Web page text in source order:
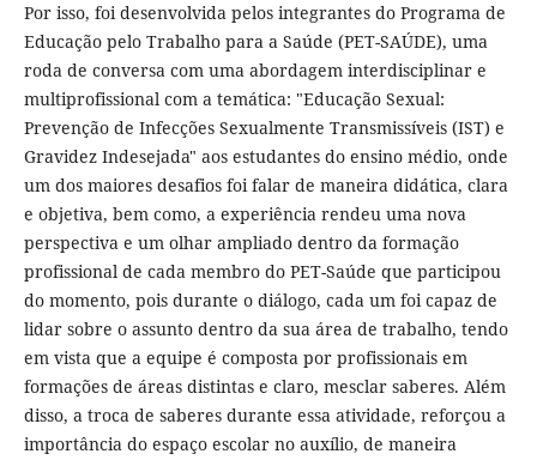
Por isso, foi desenvolvida pelos integrantes do Programa de
Educação pelo Trabalho para a Saúde (PET-SAÚDE), uma
roda de conversa com uma abordagem interdisciplinar e
multiprofissional com a temática: "Educação Sexual:
Prevenção de Infecções Sexualmente Transmissíveis (IST) e
Gravidez Indesejada" aos estudantes do ensino médio, onde
um dos maiores desafios foi falar de maneira didática, clara
e objetiva, bem como, a experiência rendeu uma nova
perspectiva e um olhar ampliado dentro da formação
profissional de cada membro do PET-Saúde que participou
do momento, pois durante o diálogo, cada um foi capaz de
lidar sobre o assunto dentro da sua área de trabalho, tendo
em vista que a equipe é composta por profissionais em
formações de áreas distintas e claro, mesclar saberes. Além
disso, a troca de saberes durante essa atividade, reforçou a
importância do espaço escolar no auxílio, de maneira